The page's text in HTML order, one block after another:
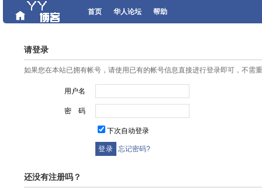
首页 华人论坛 帮助
请登录
如果您在本站已拥有帐号，请使用已有的帐号信息直接进行登录即可，不需
用户名
密 码
下次自动登录
忘记密码?
还没有注册吗？